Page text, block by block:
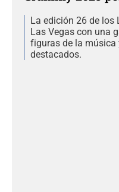
La edición 26 de los
Las Vegas con una
figuras de la
destacados.